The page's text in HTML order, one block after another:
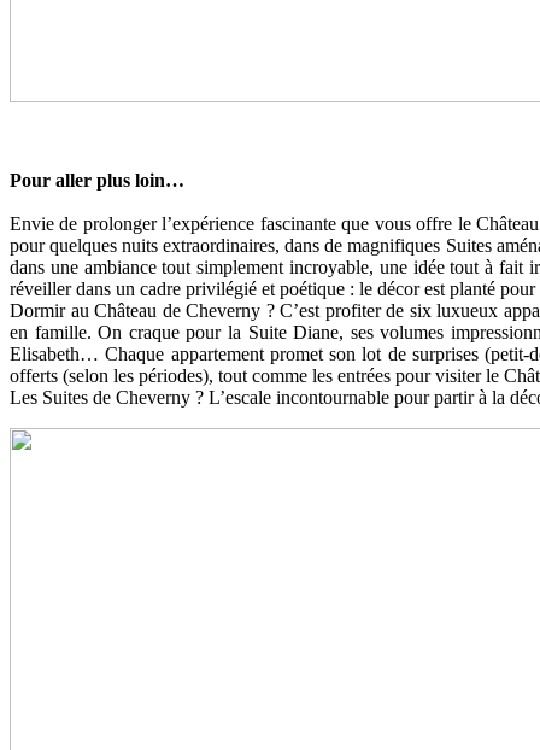
Pour aller plus loin…
Envie de prolonger l’expérience fascinante que vous offre le
pour quelques nuits extraordinaires, dans de magnifiques Suites
dans une ambiance tout simplement incroyable, une idée tout à fait
réveiller dans un cadre privilégié et poétique : le décor est planté
Dormir au Château de Cheverny ? C’est profiter de six luxueux
en famille. On craque pour la Suite Diane, ses volumes
Elisabeth… Chaque appartement promet son lot de surprises
offerts (selon les périodes), tout comme les entrées pour visiter le
Les Suites de Cheverny ? L’escale incontournable pour partir à la